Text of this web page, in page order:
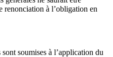
renonciation à l’obligation en
soumises à l’application du